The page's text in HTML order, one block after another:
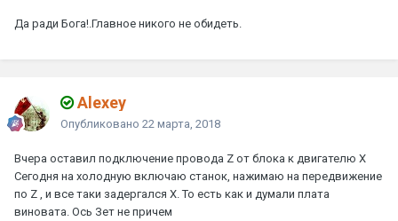
Да ради Бога!.Главное никого не обидеть.
Alexey
Опубликовано 22 марта, 2018
Вчера оставил подключение провода Z от блока к двигателю Х
Сегодня на холодную включаю станок, нажимаю на передвижение
по Z , и все таки задергался Х. То есть как и думали плата
виновата. Ось Зет не причем